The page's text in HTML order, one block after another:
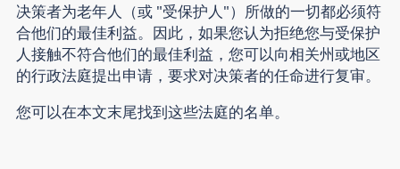
决策者为老年人（或 "受保护人"）所做的一切都必须符
合他们的最佳利益。因此，如果您认为拒绝您与受保护
人接触不符合他们的最佳利益，您可以向相关州或地区
的行政法庭提出申请，要求对决策者的任命进行复审。
您可以在本文末尾找到这些法庭的名单。